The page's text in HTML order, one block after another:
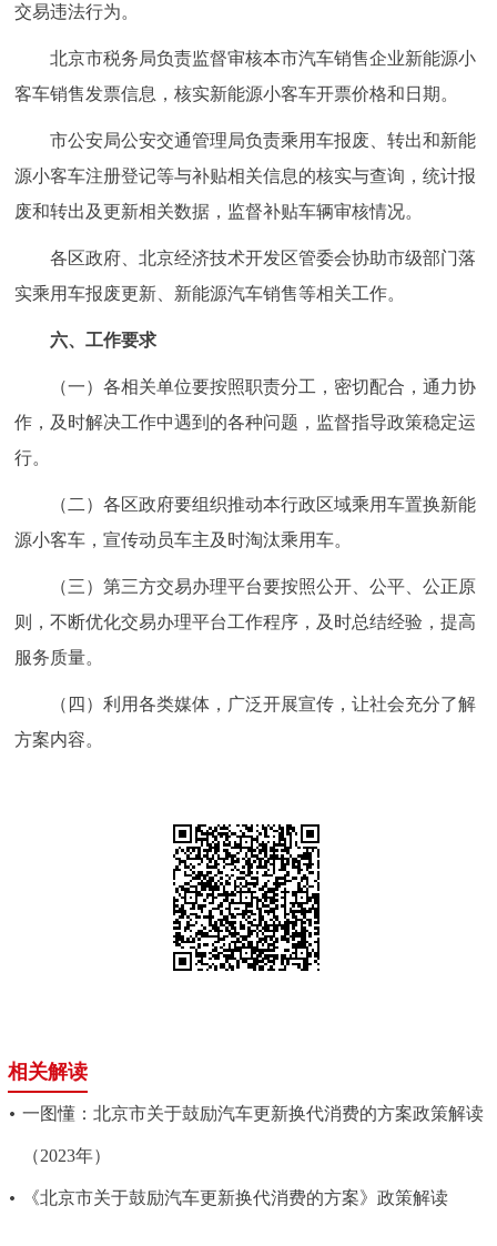
交易违法行为。
北京市税务局负责监督审核本市汽车销售企业新能源小
客车销售发票信息，核实新能源小客车开票价格和日期。
市公安局公安交通管理局负责乘用车报废、转出和新能
源小客车注册登记等与补贴相关信息的核实与查询，统计报
废和转出及更新相关数据，监督补贴车辆审核情况。
各区政府、北京经济技术开发区管委会协助市级部门落
实乘用车报废更新、新能源汽车销售等相关工作。
六、工作要求
（一）各相关单位要按照职责分工，密切配合，通力协
作，及时解决工作中遇到的各种问题，监督指导政策稳定运
行。
（二）各区政府要组织推动本行政区域乘用车置换新能
源小客车，宣传动员车主及时淘汰乘用车。
（三）第三方交易办理平台要按照公开、公平、公正原
则，不断优化交易办理平台工作程序，及时总结经验，提高
服务质量。
（四）利用各类媒体，广泛开展宣传，让社会充分了解
方案内容。
相关解读
一图懂：北京市关于鼓励汽车更新换代消费的方案政策解读
（2023年）
《北京市关于鼓励汽车更新换代消费的方案》政策解读